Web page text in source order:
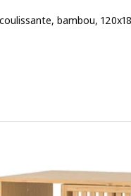
bambou,
sur des 5 Étoiles.